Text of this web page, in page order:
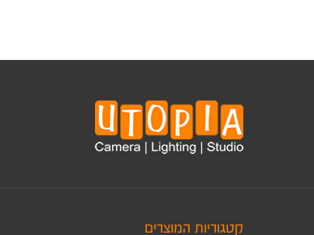
קטגוריות המוצרים